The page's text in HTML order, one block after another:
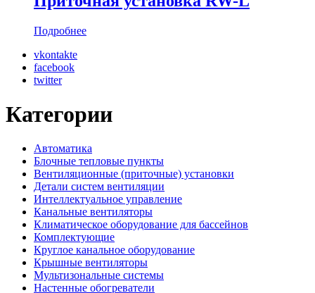
Подробнее
vkontakte
facebook
twitter
Категории
Автоматика
Блочные тепловые пункты
Вентиляционные (приточные) установки
Детали систем вентиляции
Интеллектуальное управление
Канальные вентиляторы
Климатическое оборудование для бассейнов
Комплектующие
Круглое канальное оборудование
Крышные вентиляторы
Мультизональные системы
Настенные обогреватели